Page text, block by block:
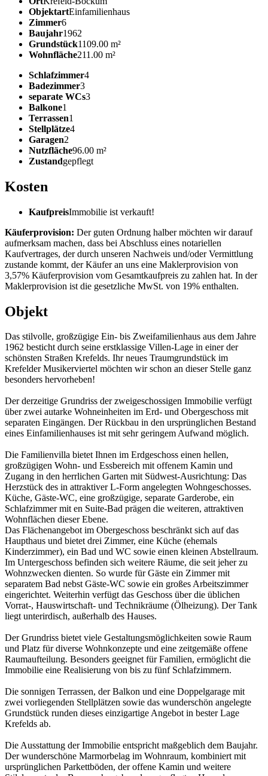
ObjektartEinfamilienhaus
Zimmer6
Baujahr1962
Grundstück1109.00 m²
Wohnfläche211.00 m²
Schlafzimmer4
Badezimmer3
separate WCs3
Balkone1
Terrassen1
Stellplätze4
Garagen2
Nutzfläche96.00 m²
Zustandgepflegt
Kosten
KaufpreisImmobilie ist verkauft!
Käuferprovision: Der guten Ordnung halber möchten wir darauf
aufmerksam machen, dass bei Abschluss eines notariellen
Kaufvertrages, der durch unseren Nachweis und/oder Vermittlung
zustande kommt, der Käufer an uns eine Maklerprovision von
3,57% Käuferprovision vom Gesamtkaufpreis zu zahlen hat. In der
Maklerprovision ist die gesetzliche MwSt. von 19% enthalten.
Objekt
Das stilvolle, großzügige Ein- bis Zweifamilienhaus aus dem Jahre
1962 besticht durch seine erstklassige Villen-Lage in einer der
schönsten Straßen Krefelds. Ihr neues Traumgrundstück im
Krefelder Musikerviertel möchten wir schon an dieser Stelle ganz
besonders hervorheben!
Der derzeitige Grundriss der zweigeschossigen Immobilie verfügt
über zwei autarke Wohneinheiten im Erd- und Obergeschoss mit
separaten Eingängen. Der Rückbau in den ursprünglichen Bestand
eines Einfamilienhauses ist mit sehr geringem Aufwand möglich.
Die Familienvilla bietet Ihnen im Erdgeschoss einen hellen,
großzügigen Wohn- und Essbereich mit offenem Kamin und
Zugang in den herrlichen Garten mit Südwest-Ausrichtung: Das
Herzstück des in attraktiver L-Form angelegten Wohngeschosses.
Küche, Gäste-WC, eine großzügige, separate Garderobe, ein
Schlafzimmer mit en Suite-Bad prägen die weiteren, attraktiven
Wohnflächen dieser Ebene.
Das Flächenangebot im Obergeschoss beschränkt sich auf das
Haupthaus und bietet drei Zimmer, eine Küche (ehemals
Kinderzimmer), ein Bad und WC sowie einen kleinen Abstellraum.
Im Untergeschoss befinden sich weitere Räume, die seit jeher zu
Wohnzwecken dienten. So wurde für Gäste ein Zimmer mit
separatem Bad nebst Gäste-WC sowie ein großes Arbeitszimmer
eingerichtet. Weiterhin verfügt das Geschoss über die üblichen
Vorrat-, Hauswirtschaft- und Technikräume (Ölheizung). Der Tank
liegt unterirdisch, außerhalb des Hauses.
Der Grundriss bietet viele Gestaltungsmöglichkeiten sowie Raum
und Platz für diverse Wohnkonzepte und eine zeitgemäße offene
Raumaufteilung. Besonders geeignet für Familien, ermöglicht die
Immobilie eine Realisierung von bis zu fünf Schlafzimmern.
Die sonnigen Terrassen, der Balkon und eine Doppelgarage mit
zwei vorliegenden Stellplätzen sowie das wunderschön angelegte
Grundstück runden dieses einzigartige Angebot in bester Lage
Krefelds ab.
Die Ausstattung der Immobilie entspricht maßgeblich dem Baujahr.
Der wunderschöne Marmorbelag im Wohnraum, kombiniert mit
ursprünglichen Parkettböden, der offene Kamin und weitere